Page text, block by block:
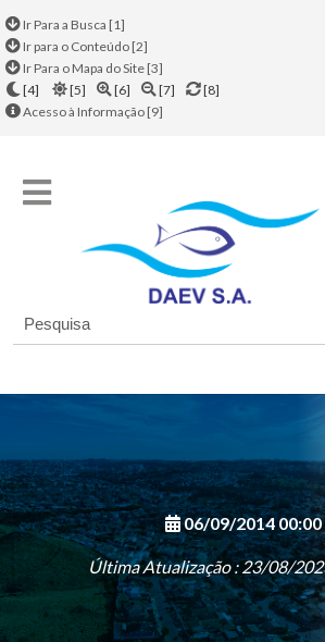
Ir Para a Busca [1]
Ir para o Conteúdo [2]
Ir Para o Mapa do Site [3]
[4]
[5] [6] [7]
[8]
Acesso à Informação [9]
06/09/2014 00:00
Última Atualização : 23/08/